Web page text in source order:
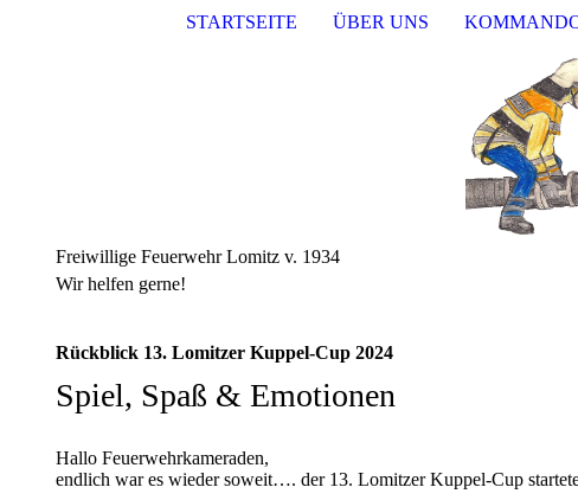
STARTSEITE ÜBER UNS
Freiwillige Feuerwehr Lomitz v. 1934
Wir helfen gerne!
Rückblick 13. Lomitzer Kuppel-Cup 2024
Spiel, Spaß & Emotionen
Hallo Feuerwehrkameraden,
endlich war es wieder soweit…. der 13. Lomitzer Kuppel-Cup